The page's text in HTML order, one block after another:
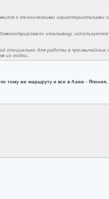
с техническими
итальянцу,
для работы в чрезвычайных
из лодки.
тому же маршруту и все в Азию - Япония,